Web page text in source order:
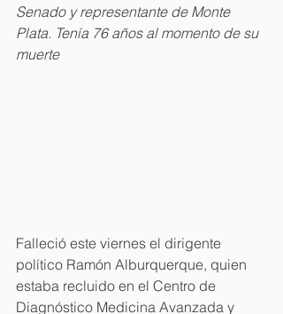
Senado y representante de Monte
Plata. Tenía 76 años al momento de su
muerte
Falleció este viernes el dirigente
político Ramón Alburquerque, quien
estaba recluido en el Centro de
Diagnóstico Medicina Avanzada y